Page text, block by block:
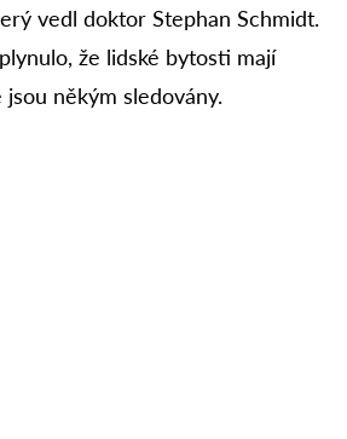
vedl doktor Stephan Schmidt.
že lidské bytosti mají
někým sledovány.